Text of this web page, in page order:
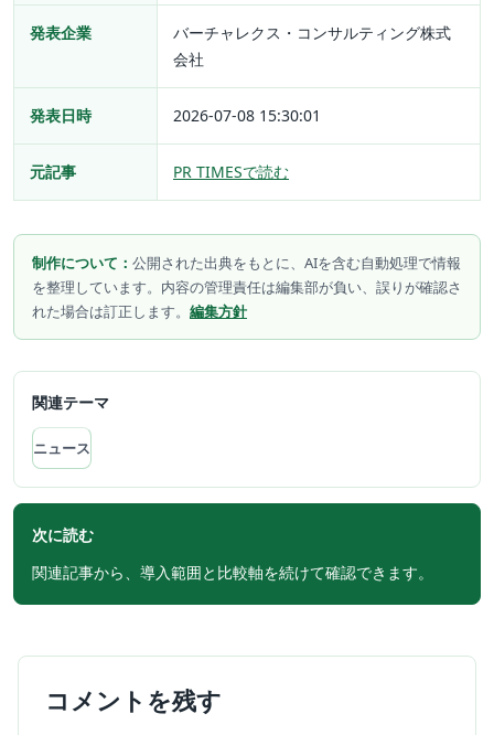
発表企業
バーチャレクス・コンサルティング株式
会社
発表日時 2026-07-08 15:30:01
元記事 PR TIMESで読む
制作について： 公開された出典をもとに、AIを含む自動処理で情報
を整理しています。内容の管理責任は編集部が負い、誤りが確認さ
れた場合は訂正します。 編集方針
関連テーマ
ニュース
次に読む
関連記事から、導入範囲と比較軸を続けて確認できます。
コメントを残す